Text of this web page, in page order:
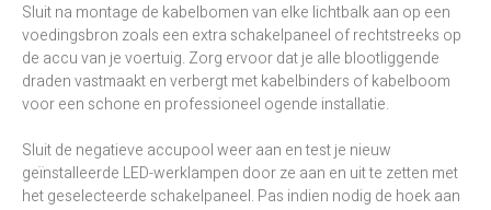
Sluit na montage de kabelbomen van elke lichtbalk aan op een
voedingsbron zoals een extra schakelpaneel of rechtstreeks op
de accu van je voertuig. Zorg ervoor dat je alle blootliggende
draden vastmaakt en verbergt met kabelbinders of kabelboom
voor een schone en professioneel ogende installatie.
Sluit de negatieve accupool weer aan en test je nieuw
geïnstalleerde LED-werklampen door ze aan en uit te zetten met
het geselecteerde schakelpaneel. Pas indien nodig de hoek aan